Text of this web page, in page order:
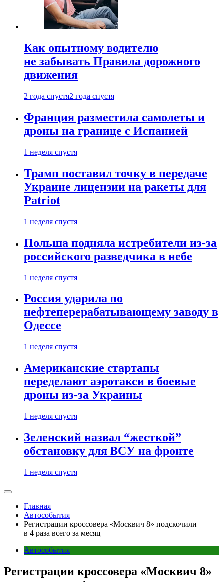
Как опытному водителю
не забывать Правила дорожного
движения
2 года спустя2 года спустя
Франция разместила самолеты и
дроны на границе с Испанией
1 неделя спустя
Трамп поставил точку в передаче
Украине лицензии на ракеты для
Patriot
1 неделя спустя
Польша подняла истребители из-за
российского разведчика в небе
1 неделя спустя
Россия ударила по
нефтеперерабатывающему заводу в
Одессе
1 неделя спустя
Американские стартапы
переделают аэротакси в боевые
дроны из-за Украины
1 неделя спустя
Зеленский назвал “жесткой”
обстановку для ВСУ на фронте
1 неделя спустя
Главная
Автособытия
Регистрации кроссовера «Москвич 8» подскочили
в 4 раза всего за месяц
Автособытия
Регистрации кроссовера «Москвич 8»